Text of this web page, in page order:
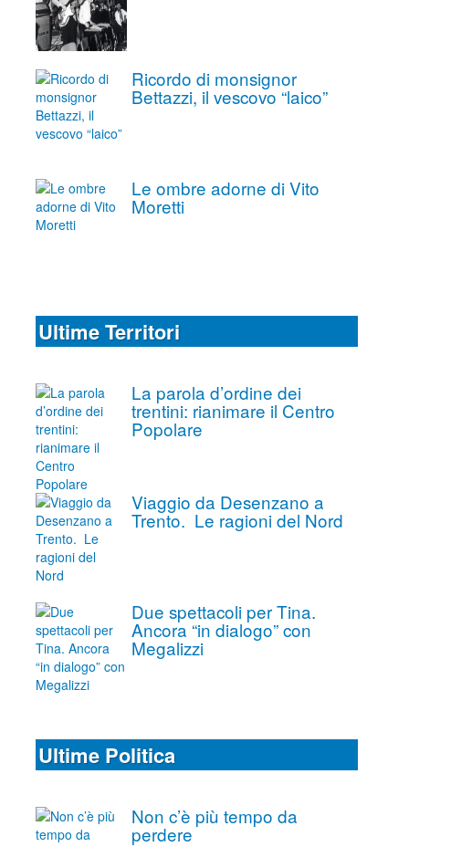
Ricordo di monsignor
Bettazzi, il vescovo “laico”
Le ombre adorne di Vito
Moretti
Ultime Territori
La parola d’ordine dei
trentini: rianimare il Centro
Popolare
Viaggio da Desenzano a
Trento. Le ragioni del Nord
Due spettacoli per Tina.
Ancora “in dialogo” con
Megalizzi
Ultime Politica
Non c’è più tempo da
perdere